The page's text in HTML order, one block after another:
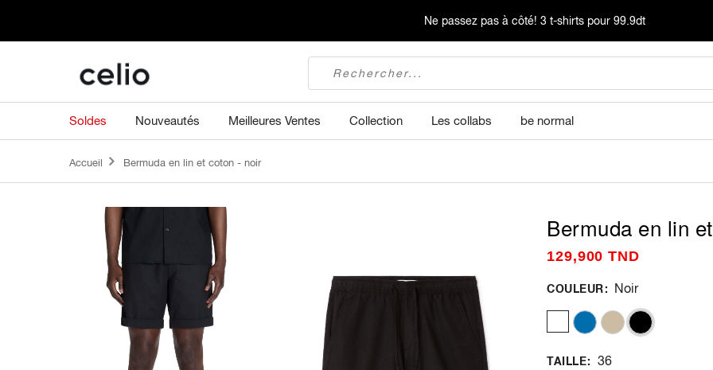
Ne passez pas à côté! 3 t-shirts pour 99.9dt
Soldes Nouveautés Meilleures Ventes Collection Les collabs be normal
Accueil Bermuda en lin et coton - noir
Bermuda en lin
129,900 TND
COULEUR Noir
TAILLE 36